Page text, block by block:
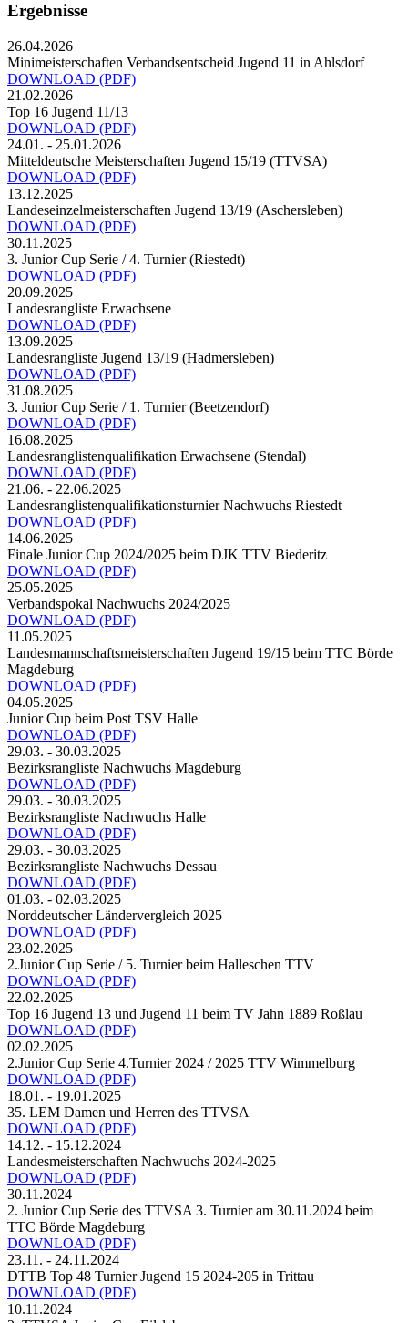
Ergebnisse
26.04.2026
Minimeisterschaften Verbandsentscheid Jugend 11 in Ahlsdorf
DOWNLOAD (PDF)
21.02.2026
Top 16 Jugend 11/13
DOWNLOAD (PDF)
24.01. - 25.01.2026
Mitteldeutsche Meisterschaften Jugend 15/19 (TTVSA)
DOWNLOAD (PDF)
13.12.2025
Landeseinzelmeisterschaften Jugend 13/19 (Aschersleben)
DOWNLOAD (PDF)
30.11.2025
3. Junior Cup Serie / 4. Turnier (Riestedt)
DOWNLOAD (PDF)
20.09.2025
Landesrangliste Erwachsene
DOWNLOAD (PDF)
13.09.2025
Landesrangliste Jugend 13/19 (Hadmersleben)
DOWNLOAD (PDF)
31.08.2025
3. Junior Cup Serie / 1. Turnier (Beetzendorf)
DOWNLOAD (PDF)
16.08.2025
Landesranglistenqualifikation Erwachsene (Stendal)
DOWNLOAD (PDF)
21.06. - 22.06.2025
Landesranglistenqualifikationsturnier Nachwuchs Riestedt
DOWNLOAD (PDF)
14.06.2025
Finale Junior Cup 2024/2025 beim DJK TTV Biederitz
DOWNLOAD (PDF)
25.05.2025
Verbandspokal Nachwuchs 2024/2025
DOWNLOAD (PDF)
11.05.2025
Landesmannschaftsmeisterschaften Jugend 19/15 beim TTC Börde
Magdeburg
DOWNLOAD (PDF)
04.05.2025
Junior Cup beim Post TSV Halle
DOWNLOAD (PDF)
29.03. - 30.03.2025
Bezirksrangliste Nachwuchs Magdeburg
DOWNLOAD (PDF)
29.03. - 30.03.2025
Bezirksrangliste Nachwuchs Halle
DOWNLOAD (PDF)
29.03. - 30.03.2025
Bezirksrangliste Nachwuchs Dessau
DOWNLOAD (PDF)
01.03. - 02.03.2025
Norddeutscher Ländervergleich 2025
DOWNLOAD (PDF)
23.02.2025
2.Junior Cup Serie / 5. Turnier beim Halleschen TTV
DOWNLOAD (PDF)
22.02.2025
Top 16 Jugend 13 und Jugend 11 beim TV Jahn 1889 Roßlau
DOWNLOAD (PDF)
02.02.2025
2.Junior Cup Serie 4.Turnier 2024 / 2025 TTV Wimmelburg
DOWNLOAD (PDF)
18.01. - 19.01.2025
35. LEM Damen und Herren des TTVSA
DOWNLOAD (PDF)
14.12. - 15.12.2024
Landesmeisterschaften Nachwuchs 2024-2025
DOWNLOAD (PDF)
30.11.2024
2. Junior Cup Serie des TTVSA 3. Turnier am 30.11.2024 beim
TTC Börde Magdeburg
DOWNLOAD (PDF)
23.11. - 24.11.2024
DTTB Top 48 Turnier Jugend 15 2024-205 in Trittau
DOWNLOAD (PDF)
10.11.2024